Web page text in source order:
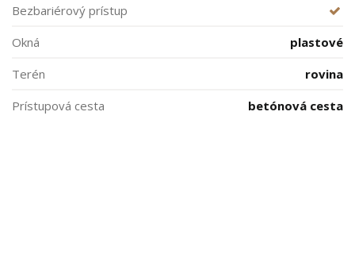
Bezbariérový prístup
Okná
plastové
Terén
rovina
Prístupová cesta
betónová cesta